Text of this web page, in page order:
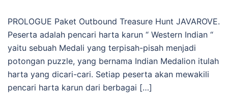
PROLOGUE Paket Outbound Treasure Hunt JAVAROVE.
Peserta adalah pencari harta karun “ Western Indian “
yaitu sebuah Medali yang terpisah-pisah menjadi
potongan puzzle, yang bernama Indian Medalion itulah
harta yang dicari-cari. Setiap peserta akan mewakili
pencari harta karun dari berbagai […]